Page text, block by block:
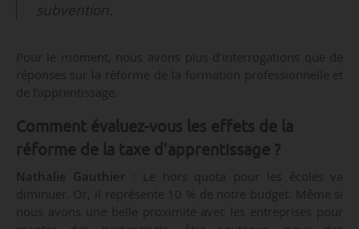
subvention.
Pour le moment, nous avons plus d’interrogations que de
réponses sur la réforme de la formation professionnelle et
de l’apprentissage.
Comment évaluez-vous les effets de la
réforme de la taxe d’apprentissage ?
Nathalie Gauthier
: Le hors quota pour les écoles va
diminuer. Or, il représente 10 % de notre budget. Même si
nous avons une belle proximité avec les entreprises pour